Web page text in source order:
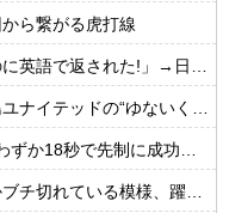
ら繋がる虎打線
!」→日本人「まず発音を聞かせろ」
ー”、ホーム開幕戦に新フェイスで登場
つかれドロー 秋葉新体制の初白星はお預けに
になって批判するも逆に有権者からは……